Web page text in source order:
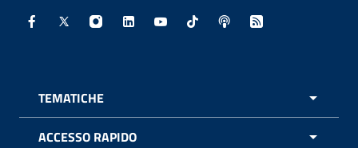
Facebook - Sito esterno - Apertura in nuova finestra
X - Sito esterno - Apertura in nuova finestra
Instagram - Sito esterno - Apertura in
Linkedin - Sito esterno - Apertura in
Youtube - Sito esterno -
TikTok - Sito esterno -
Spreaker - Sito
Feed RSS -
TEMATICHE
ACCESSO RAPIDO